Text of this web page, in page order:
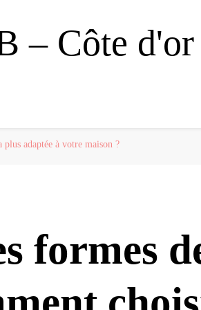
– Côte d'or
adaptée à votre maison ?
formes